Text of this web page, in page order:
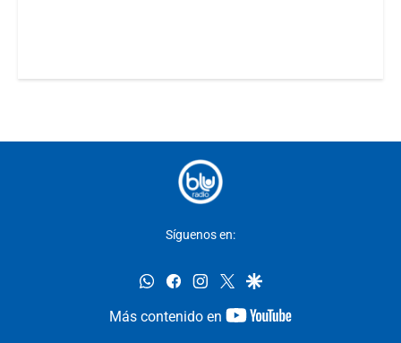
Síguenos en:
whatsappfacebookinstagram
twittergoogle
Más contenido en
youtube-